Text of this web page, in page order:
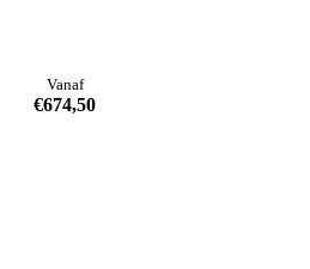
Vanaf
€674,50